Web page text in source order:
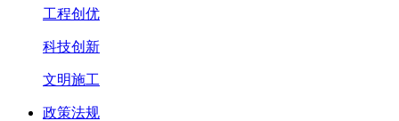
工程创优
科技创新
文明施工
政策法规